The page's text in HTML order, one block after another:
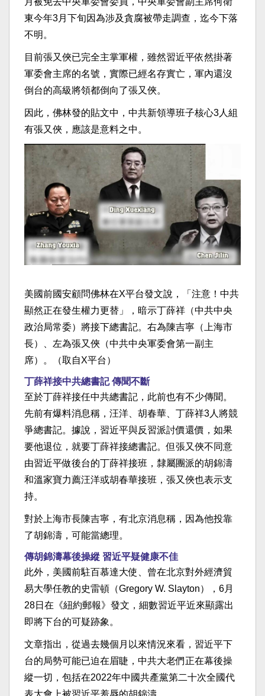
東今年3月下旬因為涉及貪腐被帶走調查，迄今下落
不明。
目前張又俠已完全主掌軍權，雖然習近平依然掛著
軍委會主席的名號，實際已經名存實亡，軍內還沒
倒台的高級將領都倒向了張又俠。
因此，佛林發的貼文中，中共新領導班子核心3人組
有張又俠，應該是意料之中。
美國前國安顧問佛林在X平台發文說，「注意！中共
顯然正在發生權力更替」，暗示丁薛祥（中共中央
政治局常委）將接下總書記。右為陳吉寧（上海市
長）、左為張又俠（中共中央軍委會第一副主
席）。（取自X平台）
丁薛祥接中共總書記 傳聞不斷
至於丁薛祥接任中共總書記，此前也有不少傳聞。
先前有爆料消息稱，汪洋、胡春華、丁薛祥3人將競
爭總書記。據說，習近平與反習派討價還價，如果
要他退位，就要丁薛祥接總書記。但張又俠不同意
由習近平做後台的丁薛祥接班，隸屬團派的胡錦濤
和溫家寶力薦汪洋或胡春華接班，張又俠也表示支
持。
對於上海市長陳吉寧，有北京消息稱，因為他投靠
了胡錦濤，可能當總理。
傳胡錦濤幕後操縱 習近平疑健康不佳
此外，美國前駐百慕達大使、曾在北京對外經濟貿
易大學任教的史雷頓（Gregory W. Slayton），6月
28日在《紐約郵報》發文，細數習近平近來顯露出
即將下台的可疑跡象。
文章指出，從過去幾個月以來情況來看，習近平下
台的局勢可能已迫在眉睫，中共大老們正在幕後操
縱一切，包括在2022年中國共產黨第二十次全國代